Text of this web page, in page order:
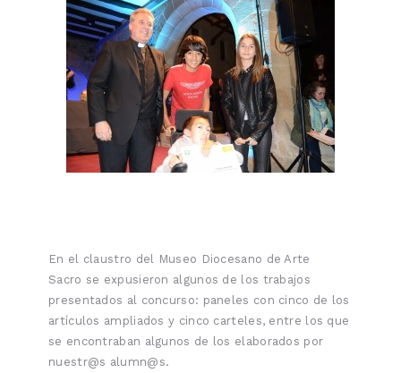
En el claustro del Museo Diocesano de Arte
Sacro se expusieron algunos de los trabajos
presentados al concurso: paneles con cinco de los
artículos ampliados y cinco carteles, entre los que
se encontraban algunos de los elaborados por
nuestr@s alumn@s.